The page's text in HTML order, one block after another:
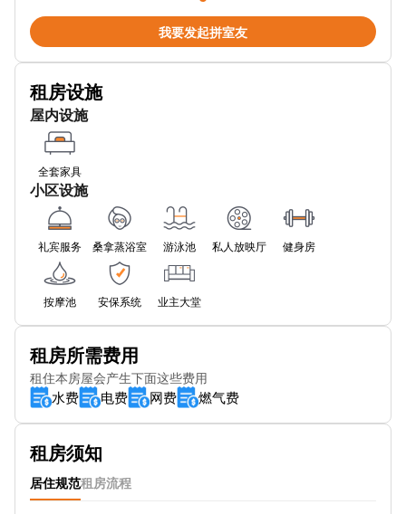
Royal Victoria Gardens Stop M
Pier Road Stop R
Kingsman Street
我要发起拼室友
租房设施
屋内设施
全套家具
小区设施
礼宾服务 桑拿蒸浴室 游泳池 私人放映厅 健身房
按摩池 安保系统 业主大堂
租房所需费用
租住本房屋会产生下面这些费用
水费 电费 网费 燃气费
租房须知
居住规范租房流程